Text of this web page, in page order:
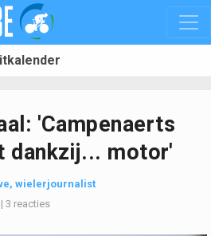
'Campenaerts
dankzij... motor'
wielerjournalist
| 3 reacties